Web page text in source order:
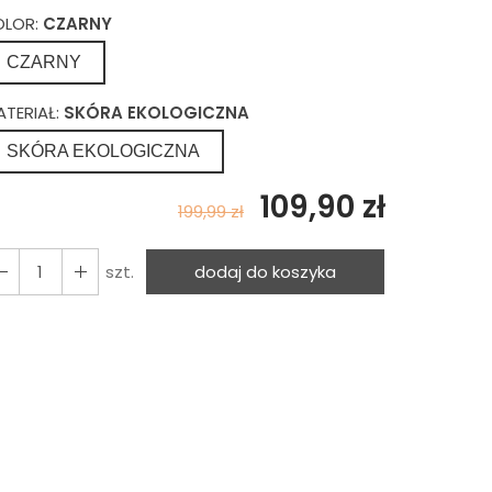
CZARNY
CZARNY
SKÓRA EKOLOGICZNA
SKÓRA EKOLOGICZNA
199,99 zł 109,90 zł
szt. dodaj do koszyka